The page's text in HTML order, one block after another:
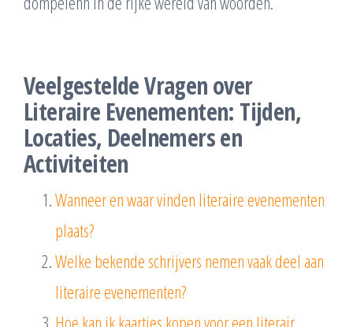
Veelgestelde Vragen over
Literaire Evenementen: Tijden,
Locaties, Deelnemers en
Activiteiten
Wanneer en waar vinden literaire evenementen
plaats?
Welke bekende schrijvers nemen vaak deel aan
literaire evenementen?
Hoe kan ik kaartjes kopen voor een literair